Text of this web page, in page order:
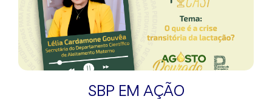
SBP EM AÇÃO